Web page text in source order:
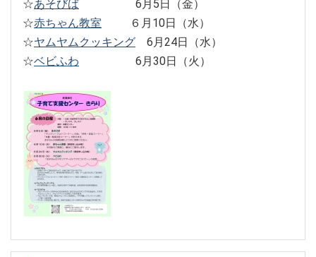
☆あそびば 6月5日（金）
☆赤ちゃん教室 ６月10日（水）
☆ヤムヤムクッキング 6月24日（水）
☆ベビふわ 6月30日（火）